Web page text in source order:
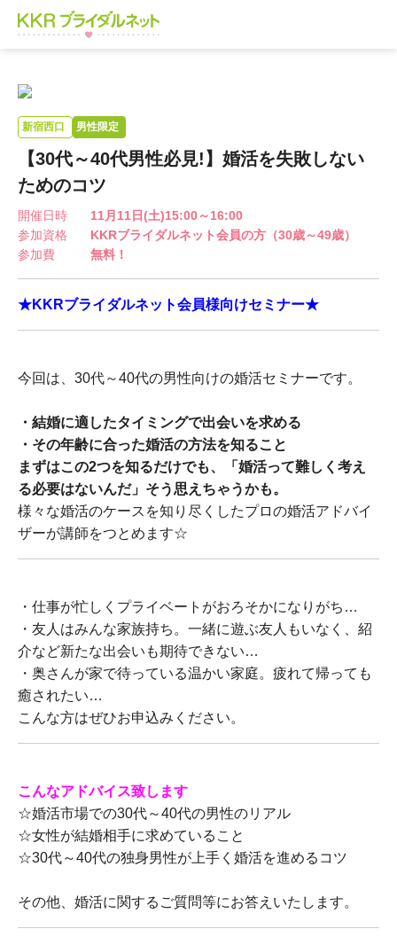
新宿西口 男性限定
【30代～40代男性必見!】婚活を失敗しない
ためのコツ​
開催日時
11月11日(土)15:00～16:00
参加資格
KKRブライダルネット会員の方（30歳～49歳）
参加費
無料！
★KKRブライダルネット会員様向けセミナー★
今回は、30代～40代の男性向けの婚活セミナーです。
・結婚に適したタイミングで出会いを求める
・その年齢に合った婚活の方法を知ること
まずはこの2つを知るだけでも、「婚活って難しく考え
る必要はないんだ」そう思えちゃうかも。
様々な婚活のケースを知り尽くしたプロの婚活アドバイ
ザーが講師をつとめます☆
・仕事が忙しくプライベートがおろそかになりがち…
・友人はみんな家族持ち。一緒に遊ぶ友人もいなく、紹
介など新たな出会いも期待できない…
・奥さんが家で待っている温かい家庭。疲れて帰っても
癒されたい…
こんな方はぜひお申込みください。
こんなアドバイス致します
☆婚活市場での30代～40代の男性のリアル
☆女性が結婚相手に求めていること
☆30代～40代の独身男性が上手く婚活を進めるコツ
その他、婚活に関するご質問等にお答えいたします。